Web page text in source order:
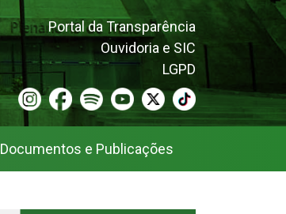
Portal da Transparência
Ouvidoria e SIC
LGPD
Documentos e Publicações